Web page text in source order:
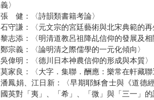
義〉
張 健：〈詩韻類書籍考論〉
石守謙：〈元文宗的宮廷藝術與北宋典範的再
黎志添：〈明清道教呂祖降乩信仰的發展及
鄭宗義：〈論明清之際儒學的一元化傾向〉
吳偉明：〈德川日本神農信仰的形成與本質〉
莫家良：〈大字．集聯．酬應：樂常在軒藏
潘鳳娟、江日新：〈早期耶穌會士與《道德
國英對「夷」、「希」、「微」與「三一」